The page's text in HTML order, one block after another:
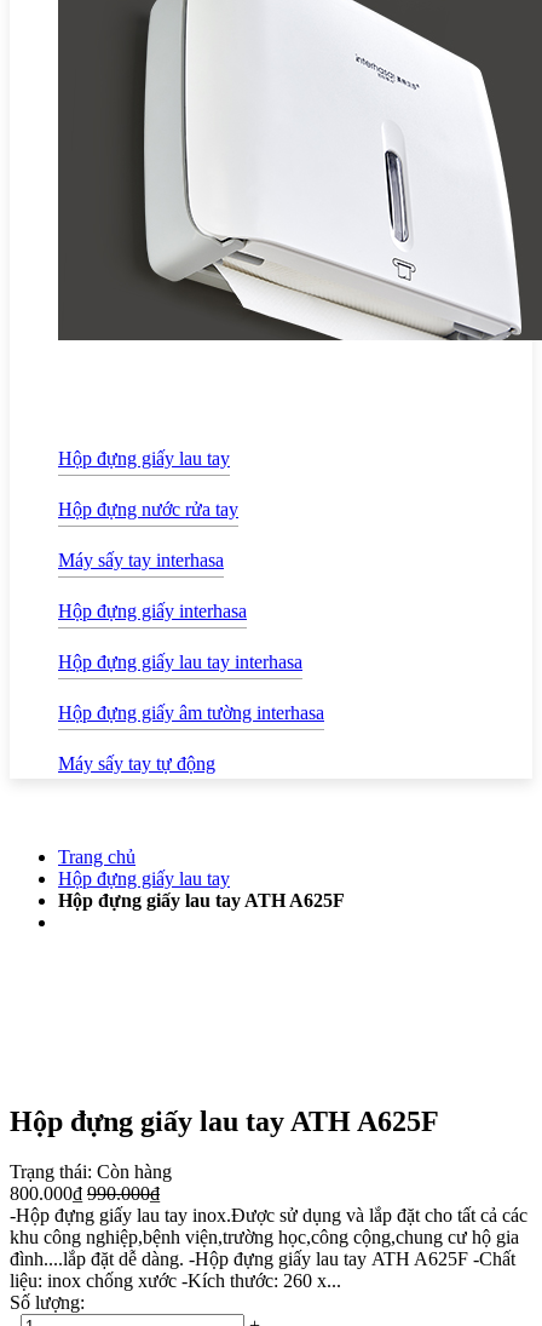
Hộp đựng giấy lau tay
Hộp đựng nước rửa tay
Máy sấy tay interhasa
Hộp đựng giấy interhasa
Hộp đựng giấy lau tay interhasa
Hộp đựng giấy âm tường interhasa
Máy sấy tay tự động
Trang chủ
Hộp đựng giấy lau tay
Hộp đựng giấy lau tay ATH A625F
Hộp đựng giấy lau tay ATH A625F
Trạng thái: Còn hàng
800.000₫ 990.000₫
-Hộp đựng giấy lau tay inox.Được sử dụng và lắp đặt cho tất cả các
khu công nghiệp,bệnh viện,trường học,công cộng,chung cư hộ gia
đình....lắp đặt dễ dàng. -Hộp đựng giấy lau tay ATH A625F -Chất
liệu: inox chống xước -Kích thước: 260 x...
Số lượng: